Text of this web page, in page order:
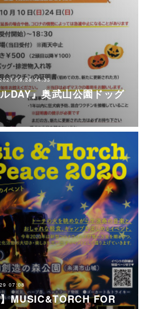
04:33
DAY』奥武山公園ドッグ
07:08
MUSIC&TORCH FOR